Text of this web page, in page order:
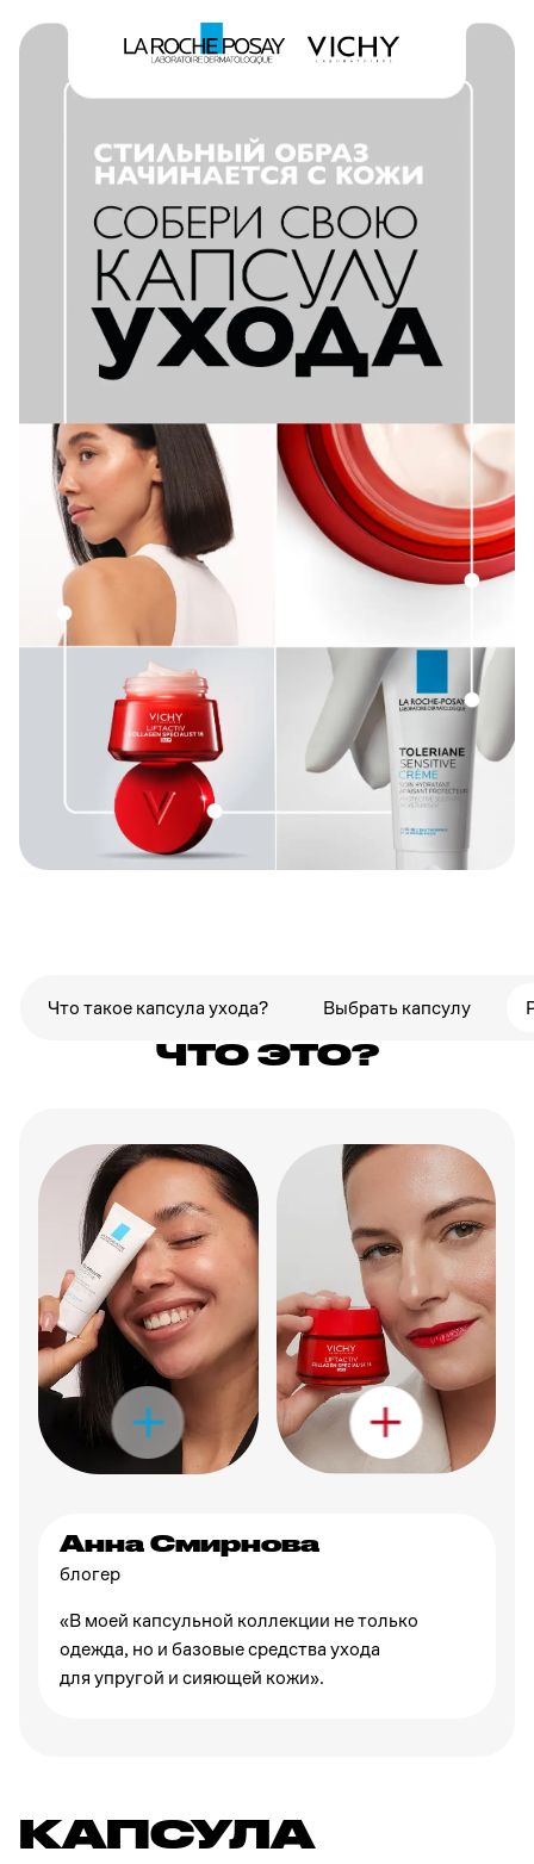
Что такое капсула ухода? Выбрать капсулу
КАПСУЛА УХОДА:
ЧТО ЭТО?
Анна Смирнова
блогер
«В моей капсульной коллекции не только
одежда, но и базовые средства ухода
для упругой и сияющей кожи».
КАПСУЛА